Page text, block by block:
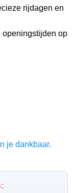
rijdagen en
openingstijden op
je dankbaar.